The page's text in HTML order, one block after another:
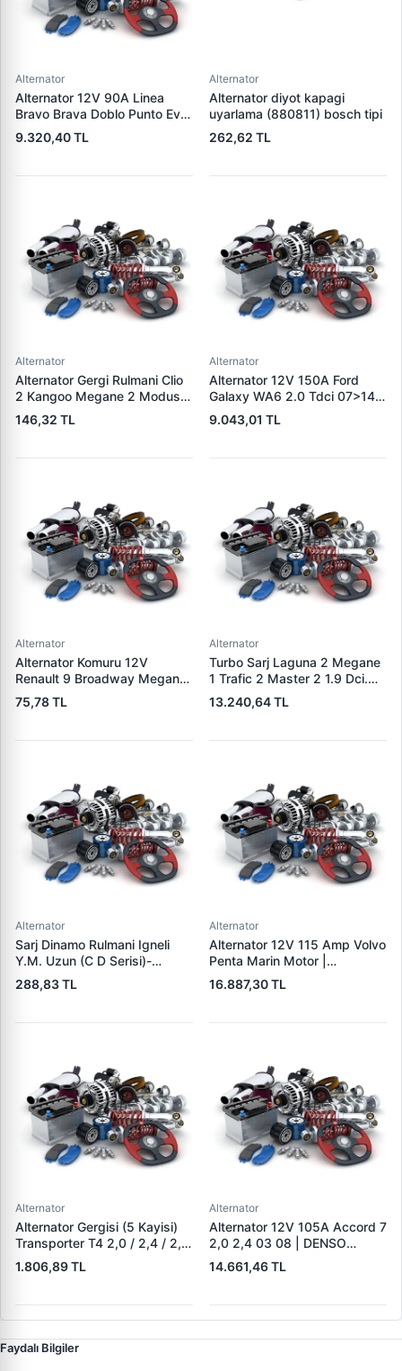
Alternator
Alternator 12V 90A Linea
Bravo Brava Doblo Punto Evo
1,2 / 1,4 | DENSO DAN519 |
OEM 1535437 1673521
9.320,40 TL
Alternator
Alternator diyot kapagi
uyarlama (880811) bosch tipi
262,62 TL
Alternator
Alternator Gergi Rulmani Clio
2 Kangoo Megane 2 Modus
Micra 3 1.5DCI / 1.4 / 1.6 16V
K4M K4J K9K | WAGENBURG
146,32 TL
Alternator
Alternator 12V 150A Ford
Galaxy WA6 2.0 Tdci 07>14
S-Max 07>14 | WAI 23953N |
OEM 1376501 6G9N-10300-
9.043,01 TL
Alternator
Alternator Komuru 12V
Renault 9 Broadway Megane
Clio | WAI PX60 | OEM
300722
75,78 TL
Alternator
Turbo Sarj Laguna 2 Megane
1 Trafic 2 Master 2 1.9 Dci.
F9Q | JRONE 8G17300301 |
OEM 7701478024
13.240,64 TL
Alternator
Sarj Dinamo Rulmani Igneli
Y.M. Uzun (C D Serisi)-
(Alternator) - Tumosan
Maxima 9100 Serisi / Traktor
LUCAS 619 204 92
288,83 TL
Alternator
Alternator 12V 115 Amp Volvo
Penta Marin Motor |
MITSUBISHI A3TR0091 |
OEM 303911 3587216
16.887,30 TL
Alternator
Alternator Gergisi (5 Kayisi)
Transporter T4 2,0 / 2,4 / 2,5
Aab Aac Aaf Acu Acv Aen
Aet Aeu Aja Ajt Apl Auf Avt
OEM 044903315C
1.806,89 TL
Alternator
Alternator 12V 105A Accord 7
2,0 2,4 03 08 | DENSO
DAN1375 | OEM 31100-RAA-
A01
14.661,46 TL
Faydalı Bilgiler